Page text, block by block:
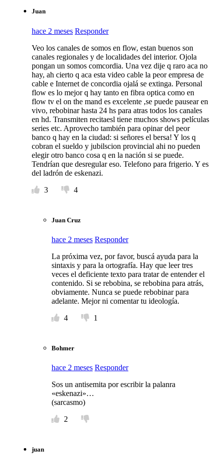
Juan
hace 2 meses Responder
Veo los canales de somos en flow, estan buenos son
canales regionales y de localidades del interior. Ojola
pongan un somos comcordia. Una vez dije q raro aca no
hay, ah cierto q aca esta video cable la peor empresa de
cable e Internet de concordia ojalá se extinga. Personal
flow es lo mejor q hay tanto en fibra optica como en
flow tv el on the mand es excelente ,se puede pausear en
vivo, rebobinar hasta 24 hs para atras todos los canales
en hd. Transmiten recitaesl tiene muchos shows películas
series etc. Aprovecho también para opinar del peor
banco q hay en la ciudad: si señores el bersa! Y los q
cobran el sueldo y jubilscion provincial ahi no pueden
elegir otro banco cosa q en la nación si se puede.
Tendrían que desregular eso. Telefono para frigerio. Y es
del ladrón de eskenazi.
3
4
Juan Cruz
hace 2 meses Responder
La próxima vez, por favor, buscá ayuda para la
sintaxis y para la ortografía. Hay que leer tres
veces el deficiente texto para tratar de entender el
contenido. Si se rebobina, se rebobina para atrás,
obviamente. Nunca se puede rebobinar para
adelante. Mejor ni comentar tu ideología.
4
1
Bohmer
hace 2 meses Responder
Sos un antisemita por escribir la palanra
«eskenazi»…
(sarcasmo)
2
juan